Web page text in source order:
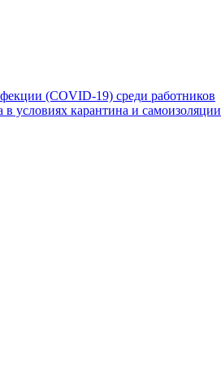
(COVID-19) среди работников
условиях карантина и самоизоляции